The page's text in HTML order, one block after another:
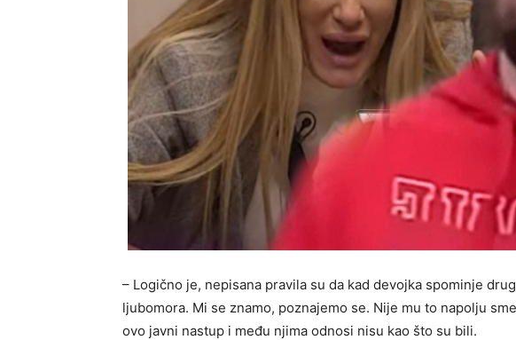
– Logično je, nepisana pravila su da kad devojka spominje
ljubomora. Mi se znamo, poznajemo se. Nije mu to napolju
ovo javni nastup i među njima odnosi nisu kao što su bili.